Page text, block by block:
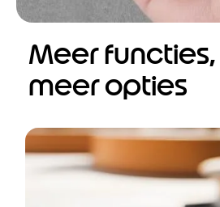
Meer functies,
meer opties